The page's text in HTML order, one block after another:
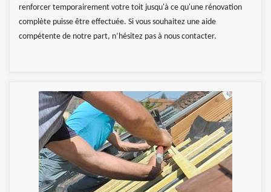
renforcer temporairement votre toit jusqu'à ce qu'une rénovation
complète puisse être effectuée. Si vous souhaitez une aide
compétente de notre part, n’hésitez pas à nous contacter.